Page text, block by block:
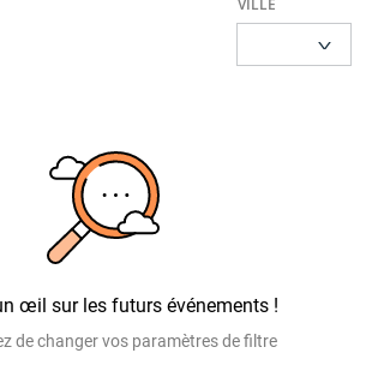
œil sur les futurs événements !
de changer vos paramètres de filtre